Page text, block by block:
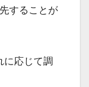
することが
に応じて調